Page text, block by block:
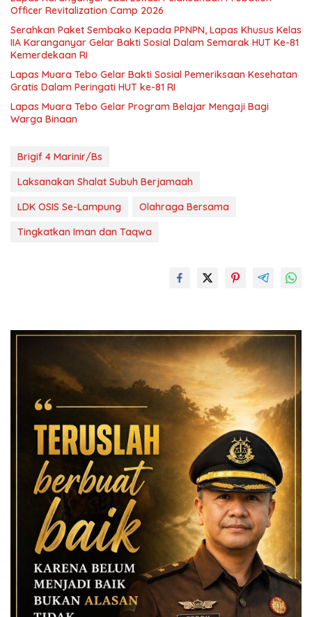
Officer Revitalization Camp 2026
Serahkan Paket Sembako Kepada PPNPN, Lapas Khusus Kelas
IIA Karanganyar Gelar Bakti Sosial Dalam Semarak HUT Ke-81
Kemerdekaan RI
Lapas Muara Tebo Gelar Bakti Sosial Pemeriksaan Kesehatan
Gratis Dalam Peringati HUT ke-81 RI
Lapas Muara Tebo Gelar Program Belajar Mengaji Bagi
Warga Binaan
Brigif 4 Marinir/Bs
Laksanakan Shalat Subuh Berjamaah
LDK OSIS Se-Lampung
Olahraga Bersama
Tingkatkan Iman dan Taqwa